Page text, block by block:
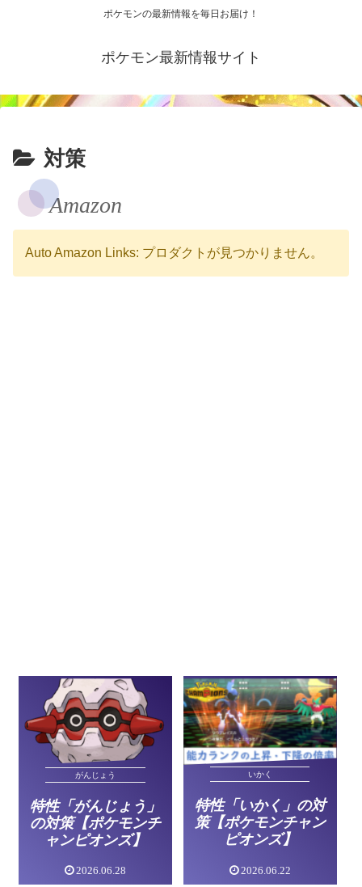
ポケモンの最新情報を毎日お届け！
ポケモン最新情報サイト
対策
Amazon
Auto Amazon Links: プロダクトが見つかりません。
がんじょう
特性「がんじょう」
の対策【ポケモンチ
ャンピオンズ】
2026.06.28
いかく
特性「いかく」の対
策【ポケモンチャン
ピオンズ】
2026.06.22